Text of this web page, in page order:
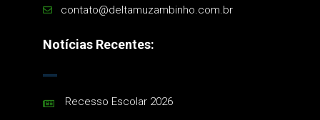
contato@deltamuzambinho.com.br
Notícias Recentes:
Recesso Escolar 2026